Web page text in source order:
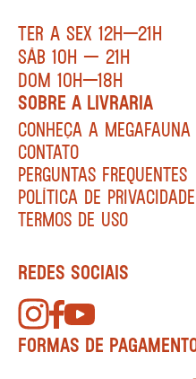
TER A SEX 12H—21H
SÁB 10H — 21H
DOM 10H—18H
SOBRE A LIVRARIA
CONHEÇA A MEGAFAUNA
CONTATO
PERGUNTAS FREQUENTES
POLÍTICA DE PRIVACIDADE
TERMOS DE USO
REDES SOCIAIS
FORMAS DE